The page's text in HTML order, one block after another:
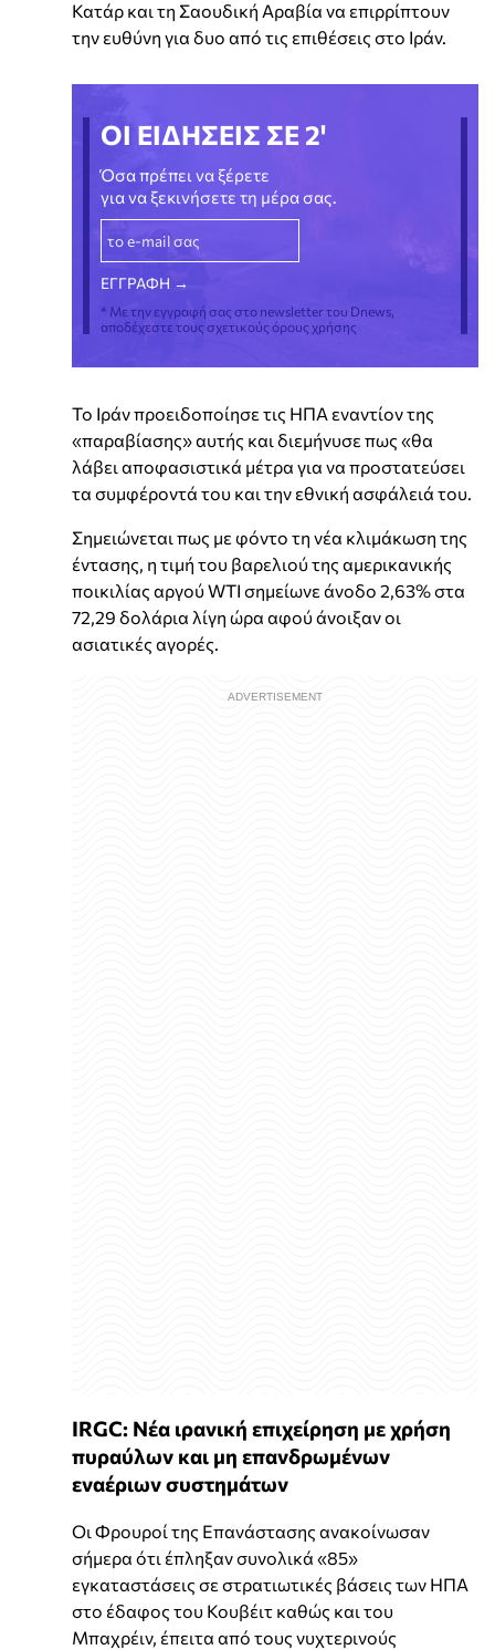
Κατάρ και τη Σαουδική Αραβία να επιρρίπτουν
την ευθύνη για δυο από τις επιθέσεις στο Ιράν.
ΟΙ ΕΙΔΗΣΕΙΣ ΣΕ 2'
Όσα πρέπει να ξέρετε
για να ξεκινήσετε τη μέρα σας.
* Με την εγγραφή σας στο newsletter του Dnews,
αποδέχεστε τους σχετικούς όρους χρήσης
Το Ιράν προειδοποίησε τις ΗΠΑ εναντίον της
«παραβίασης» αυτής και διεμήνυσε πως «θα
λάβει αποφασιστικά μέτρα για να προστατεύσει
τα συμφέροντά του και την εθνική ασφάλειά του.
Σημειώνεται πως με φόντο τη νέα κλιμάκωση της
έντασης, η τιμή του βαρελιού της αμερικανικής
ποικιλίας αργού WTI σημείωνε άνοδο 2,63% στα
72,29 δολάρια λίγη ώρα αφού άνοιξαν οι
ασιατικές αγορές.
IRGC: Νέα ιρανική επιχείρηση με χρήση
πυραύλων και μη επανδρωμένων
εναέριων συστημάτων
Οι Φρουροί της Επανάστασης ανακοίνωσαν
σήμερα ότι έπληξαν συνολικά «85»
εγκαταστάσεις σε στρατιωτικές βάσεις των ΗΠΑ
στο έδαφος του Κουβέιτ καθώς και του
Μπαχρέιν, έπειτα από τους νυχτερινούς